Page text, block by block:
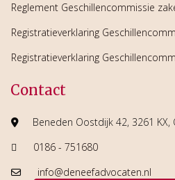
Reglement Geschillencommissie
Registratieverklaring
Registratieverklaring
Contact
Beneden Oostdijk 42, 3261 KX,
0186 - 751680
info@deneefadvocaten.nl